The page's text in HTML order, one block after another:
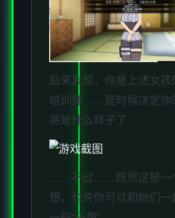
后来发现，你是上述女孩
培训师……是时候决定你
将是什么样子了
……不过……既然这是一
想，也许你可以和她们一